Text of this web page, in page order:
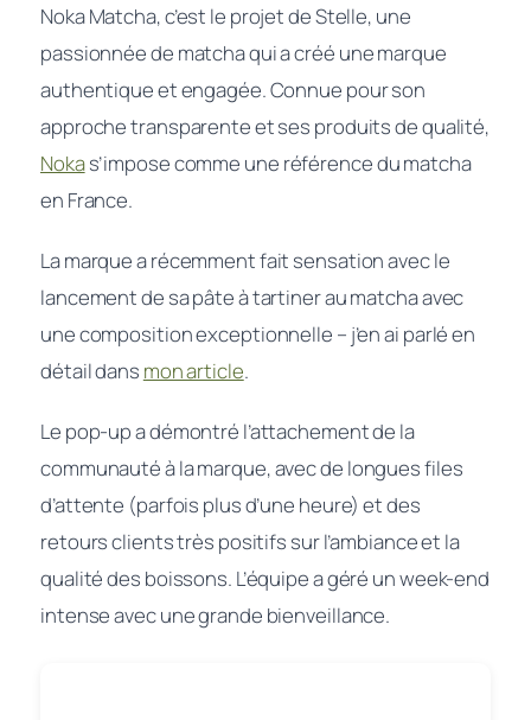
Noka Matcha, c’est le projet de Stelle, une
passionnée de matcha qui a créé une marque
authentique et engagée. Connue pour son
approche transparente et ses produits de qualité,
Nokas’impose comme une référence du matcha
en France.
La marque a récemment fait sensation avec le
lancement de sa pâte à tartiner au matcha avec
une composition exceptionnelle – j’en ai parlé en
détail dans mon article.
Le pop-up a démontré l’attachement de la
communauté à la marque, avec de longues files
d’attente (parfois plus d’une heure) et des
retours clients très positifs sur l’ambiance et la
qualité des boissons. L’équipe a géré un week-end
intense avec une grande bienveillance.